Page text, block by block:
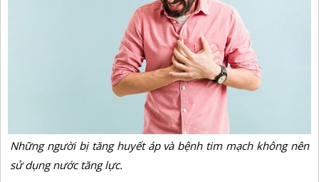
Những người bị tăng huyết áp và bệnh tim mạch không nên
sử dụng nước tăng lực.